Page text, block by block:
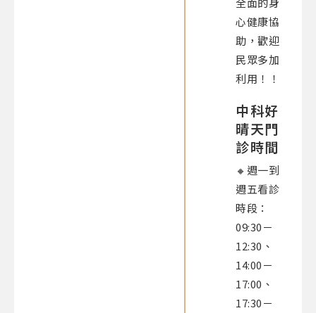
心健康協
助，歡迎
民眾多加
利用！！​
中科好
晴天門
診時間
🔸週一到
週五看診
時段：
09:30－
12:30、
14:00－
17:00、
17:30－